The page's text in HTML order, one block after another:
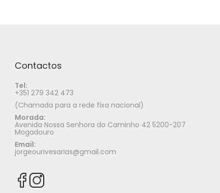
Contactos
Tel:
+351 279 342 473
(Chamada para a rede fixa nacional)
Morada:
Avenida Nossa Senhora do Caminho 42 5200-207
Mogadouro
Email:
jorgeourivesarias@gmail.com